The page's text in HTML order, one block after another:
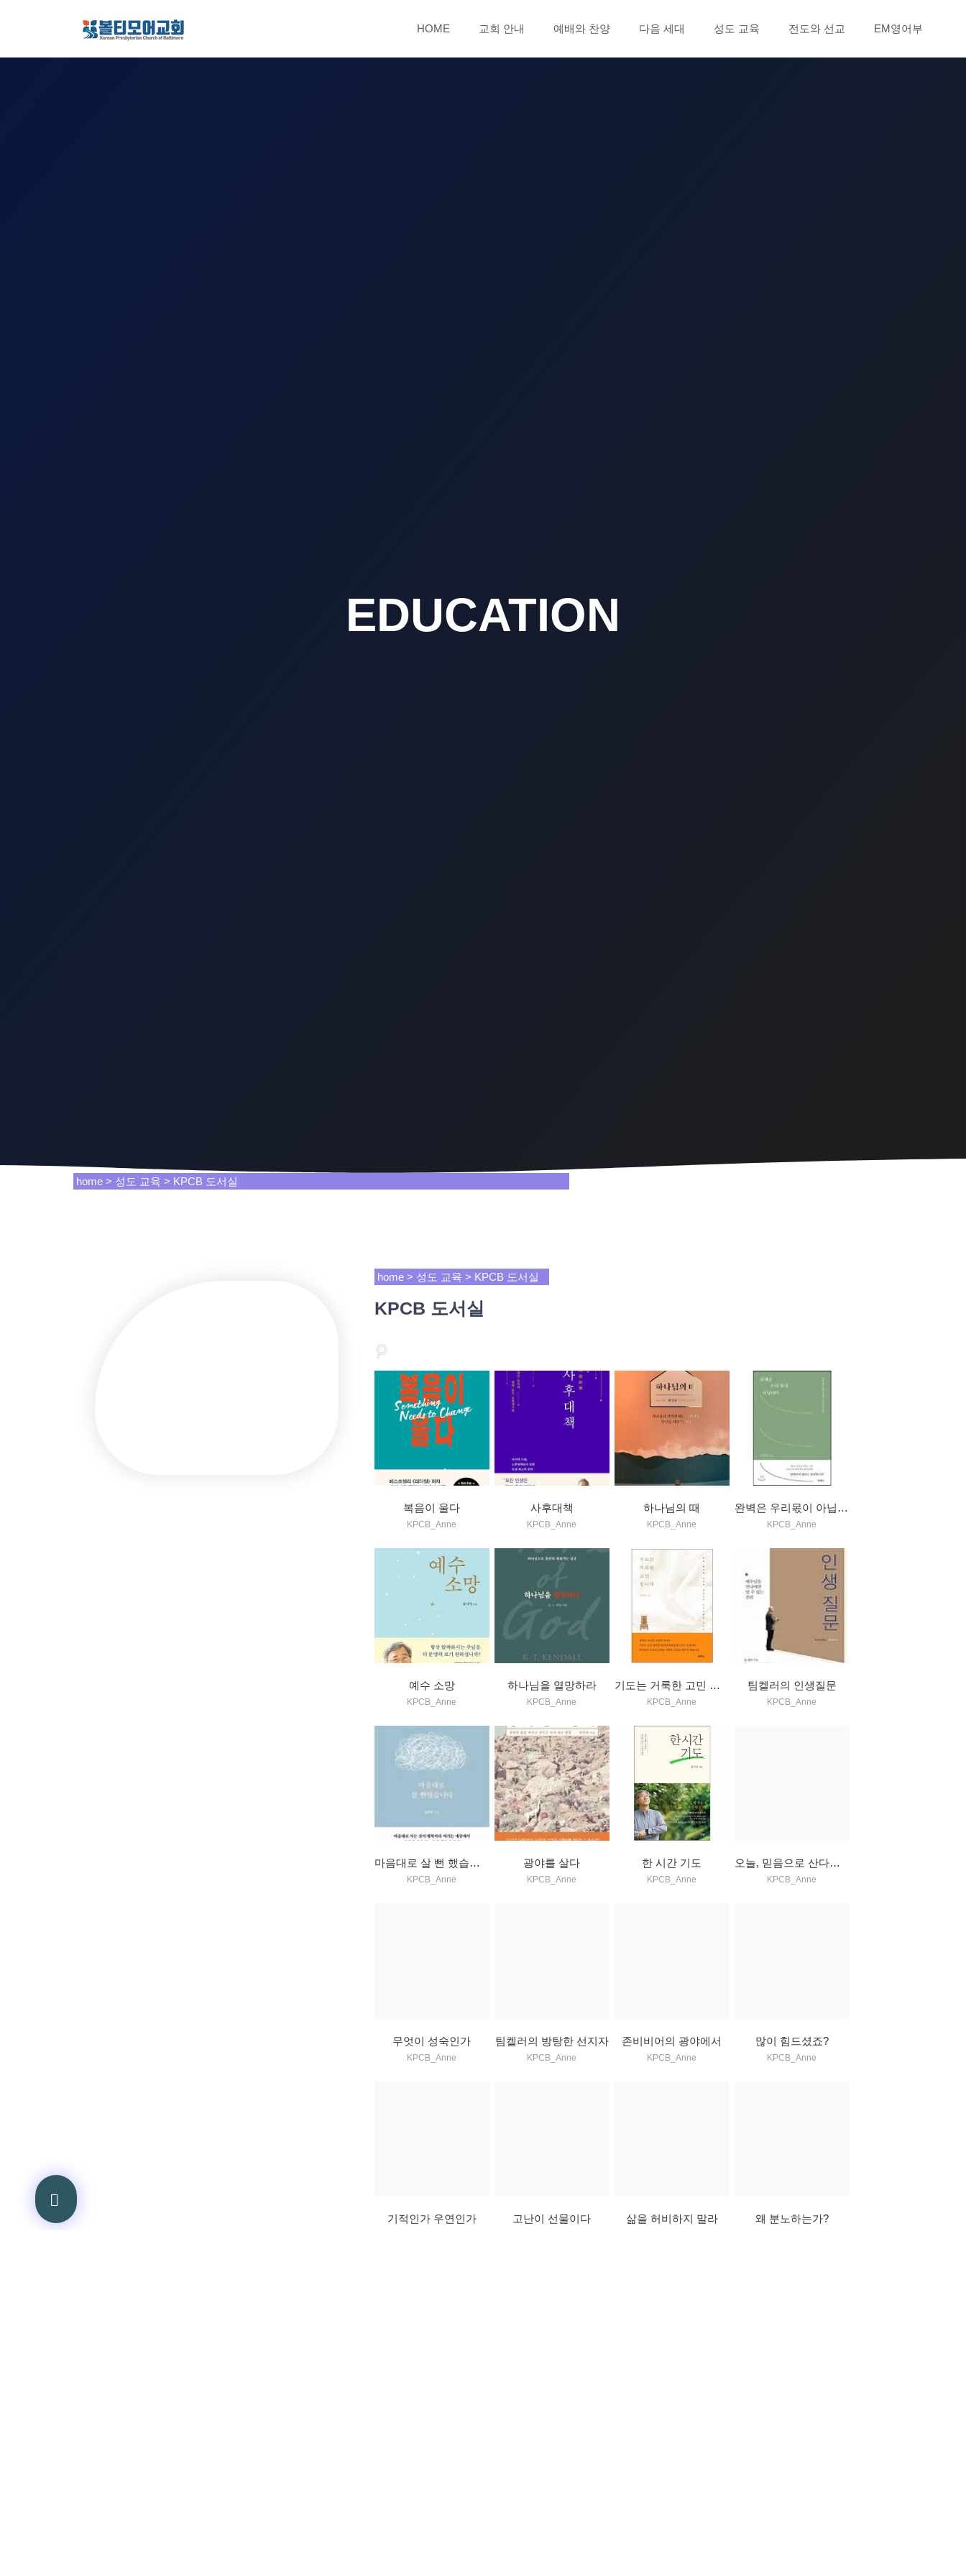
HOME 교회 안내 예배와 찬양 다음 세대 성도 교육 전도와 선교 EM영어부
EDUCATION
home > 성도 교육 > KPCB 도서실
home > 성도 교육 > KPCB 도서실
KPCB 도서실
복음이 울다
KPCB_Anne
사후대책
KPCB_Anne
하나님의 때
KPCB_Anne
완벽은 우리몫이 아닙니다
KPCB_Anne
예수 소망
KPCB_Anne
하나님을 열망하라
KPCB_Anne
기도는 거룩한 고민 입니다
KPCB_Anne
팀켈러의 인생질문
KPCB_Anne
마음대로 살 뻔 했습니다
KPCB_Anne
광야를 살다
KPCB_Anne
한 시간 기도
KPCB_Anne
오늘, 믿음으로 산다는 것
KPCB_Anne
무엇이 성숙인가
KPCB_Anne
팀켈러의 방탕한 선지자
KPCB_Anne
존비비어의 광야에서
KPCB_Anne
많이 힘드셨죠?
KPCB_Anne
기적인가 우연인가 고난이 선물이다 삶을 허비하지 말라 왜 분노하는가?